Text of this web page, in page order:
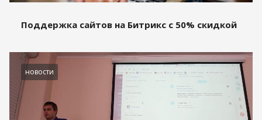
Поддержка сайтов на Битрикс с 50% скидкой
новости